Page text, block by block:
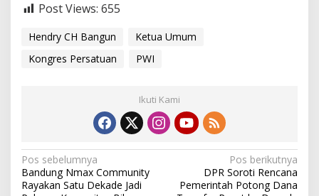
Post Views: 655
Hendry CH Bangun
Ketua Umum
Kongres Persatuan
PWI
Ikuti Kami
N
a
Pos sebelumnya
Bandung Nmax Community
Rayakan Satu Dekade Jadi
Pos berikutnya
DPR Soroti Rencana
Pemerintah Potong Dana